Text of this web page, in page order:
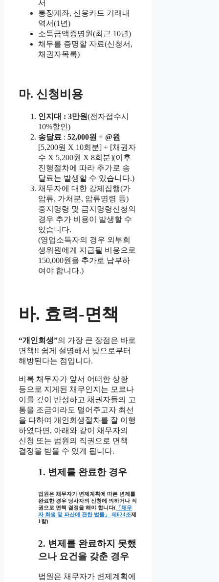
서
통장계좌, 신용카드 거래내
역서(1년)
소득금액증명원(최근 10년)
채무를 증명할 자료(신청서,
채권자목록)
마. 신청비용
인지대 : 3만원(전자접수시
10%할인)
송달료 : 52,000원 + @원
[5,200원 X 10회분] + [채권자
수 X 5,200원 X 8회분](이후
진행절차에 따라 추가로 송
달료는 발생할 수 있습니다.)
채무자에 대한 강제집행(가
압류, 가처분, 압류명령 등)
중지명령 및 금지명령신청의
경우 추가 비용이 발생할 수
있습니다.
(영업소득자의 경우 외부회
생위원에게 지급될 비용으로
150,000원을 추가로 납부하
여야 합니다.)
바. 효력-면책
“개인회생”의 가장 큰 장점은 바로
면책!! 쉽게 설명해서 빚으로부터
해방된다는 점입니다.
비록 채무자가 앞서 어떠한 상황
등으로 지게된 채무인지는 모르나
이를 깊이 반성하고 채권자들의 고
통을 조금이라도 덜어주고자 최선
을 다하여 개인회생절차를 잘 이행
하였다면, 아래와 같이 채무자의
신청 또는 법원의 직권으로 면책
결정을 받을 수 있게 됩니다.
1. 변제를 완료한 경우
법원은 채무자가 변제계획에 따른 변제를
완료한 경우 당사자의 신청에 의하거나 직
권으로 면책 결정을 해야 합니다( 「채무
자 회생 및 파산에 관한 법률」 제624조제
1항)
2. 변제를 완료하지 못했
으나 요건을 갖춘 경우
법원은 채무자가 변제계획에